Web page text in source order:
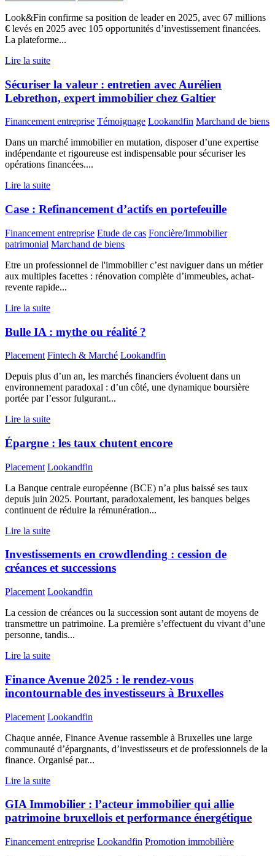
Look&Fin confirme sa position de leader en 2025, avec 67 millions
€ levés en 2025 avec 105 opportunités d’investissement financées.
La plateforme...
Lire la suite
Sécuriser la valeur : entretien avec Aurélien
Lebrethon, expert immobilier chez Galtier
Financement entreprise Témoignage Lookandfin Marchand de biens
Dans un marché immobilier en mutation, disposer d’une expertise
indépendante et rigoureuse est indispensable pour sécuriser les
opérations financées....
Lire la suite
Case : Refinancement d’actifs en portefeuille
Financement entreprise Etude de cas Foncière/Immobilier
patrimonial Marchand de biens
Etre un professionnel de l'immobilier c’est naviguer dans un métier
aux multiples facettes : rénovation complète d’immeubles, achat-
revente rapide...
Lire la suite
Bulle IA : mythe ou réalité ?
Placement Fintech & Marché Lookandfin
Depuis plus d’un an, les marchés financiers évoluent dans un
environnement paradoxal : d’un côté, une dynamique boursière
portée par l’essor fulgurant...
Lire la suite
Épargne : les taux chutent encore
Placement Lookandfin
La Banque centrale européenne (BCE) n’a plus baissé ses taux
depuis juin 2025. Pourtant, paradoxalement, les banques belges
continuent de réduire la rémunération...
Lire la suite
Investissements en crowdlending : cession de
créances et successions
Placement Lookandfin
La cession de créances ou la succession sont autant de moyens de
transmettre un patrimoine. La première s’effectuent du vivant d’une
personne, tandis...
Lire la suite
Finance Avenue 2025 : le rendez-vous
incontournable des investisseurs à Bruxelles
Placement Lookandfin
Chaque année, Finance Avenue rassemble à Bruxelles une large
communauté d’épargnants, d’investisseurs et de professionnels de la
finance. Organisé par...
Lire la suite
GIA Immobilier : l’acteur immobilier qui allie
patrimoine bruxellois et performance énergétique
Financement entreprise Lookandfin Promotion immobilière